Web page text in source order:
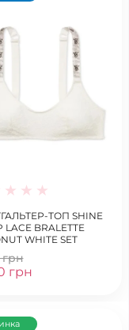
ТОП SHINE
LACE BRALETTE
WHITE SET
грн
грн